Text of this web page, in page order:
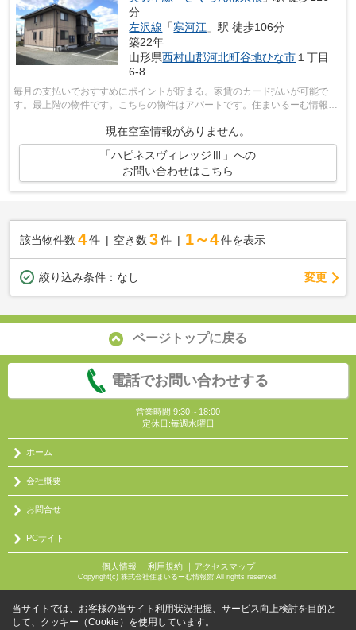
分
左沢線 「寒河江 」駅 徒歩106分
築22年
山形県西村山郡河北町谷地ひな市 １丁目
6-8
毎月の支払いでおすすめにポイントが貯まる。家賃のカード払いが可能で
す。最上階の物件です。こちらの物件はアパートです。住まいるーむ情報館
現在空室情報がありません。
「ハピネスヴィレッジⅢ」への
お問い合わせはこちら
該当物件数 4件 空き数 3 件 1～4 件を表示
絞り込み条件： なし 変更
ページトップに戻る
電話でお問い合わせする
営業時間:9:30～18:00
定休日:毎週水曜日
ホーム
会社概要
お問合せ
PCサイト
個人情報 利用規約｜ アクセスマップ
Copyright(c) 株式会社住まいるーむ情報館 All rights reserved.
当サイトでは、お客様の当サイト利用状況把握、サービス向上検討を目的と
して、クッキー（Cookie）を使用しています。